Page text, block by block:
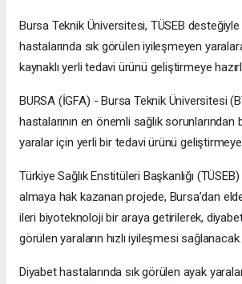
Bursa Teknik Üniversitesi, TÜSEB
hastalarında sık görülen iyileşmeyen
kaynaklı yerli tedavi ürünü geliştirmeye
BURSA (İGFA) - Bursa Teknik Üniversitesi
hastalarının en önemli sağlık
yaralar için yerli bir tedavi ürünü geliştirmeye
Türkiye Sağlık Enstitüleri Başkanlığı
almaya hak kazanan projede, Bursa’dan
ileri biyoteknoloji bir araya getirilerek,
görülen yaraların hızlı iyileşmesi sağlanacak.
Diyabet hastalarında sık görülen ayak